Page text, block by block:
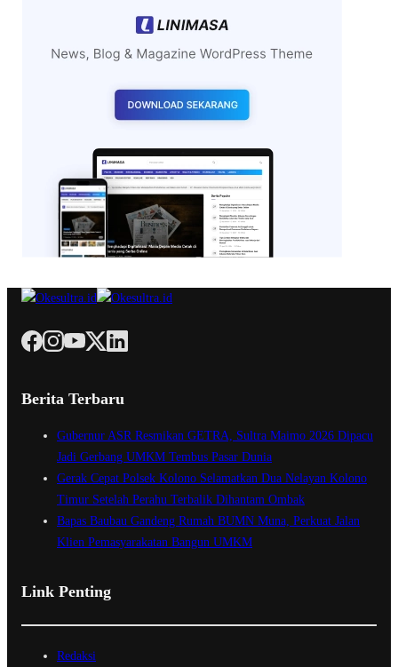
Berita Terbaru
Gubernur ASR Resmikan GETRA, Sultra Maimo 2026 Dipacu
Jadi Gerbang UMKM Tembus Pasar Dunia
Gerak Cepat Polsek Kolono Selamatkan Dua Nelayan Kolono
Timur Setelah Perahu Terbalik Dihantam Ombak
Bapas Baubau Gandeng Rumah BUMN Muna, Perkuat Jalan
Klien Pemasyarakatan Bangun UMKM
Link Penting
Redaksi